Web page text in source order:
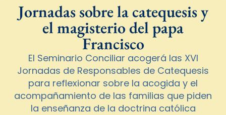
Jornadas sobre la catequesis y
el magisterio del papa
Francisco
El Seminario Conciliar acogerá las XVI
Jornadas de Responsables de Catequesis
para reflexionar sobre la acogida y el
acompañamiento de las familias que piden
la enseñanza de la doctrina católica